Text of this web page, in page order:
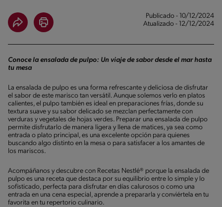
Publicado - 10/12/2024
Atualizado - 12/12/2024
Conoce la ensalada de pulpo: Un viaje de sabor desde el mar hasta
tu mesa
La ensalada de pulpo es una forma refrescante y deliciosa de disfrutar
el sabor de este marisco tan versátil. Aunque solemos verlo en platos
calientes, el pulpo también es ideal en preparaciones frías, donde su
textura suave y su sabor delicado se mezclan perfectamente con
verduras y vegetales de hojas verdes. Preparar una ensalada de pulpo
permite disfrutarlo de manera ligera y llena de matices, ya sea como
entrada o plato principal, es una excelente opción para quienes
buscando algo distinto en la mesa o para satisfacer a los amantes de
los mariscos.
Acompáñanos y descubre con Recetas Nestlé® porque la ensalada de
pulpo es una receta que destaca por su equilibrio entre lo simple y lo
sofisticado, perfecta para disfrutar en días calurosos o como una
entrada en una cena especial, aprende a prepararla y conviértela en tu
favorita en tu repertorio culinario.